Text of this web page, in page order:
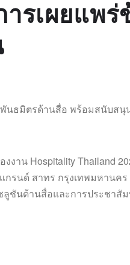
รเผยแพร่
าน Hospitality Thailand
รนด์ สาทร กรุงเทพมหานคร
ชันด้านสื่อและการประชาสั